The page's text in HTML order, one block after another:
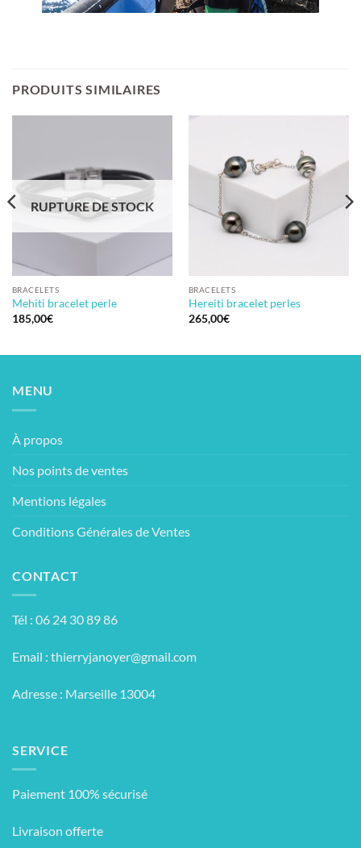
PRODUITS SIMILAIRES
RUPTURE DE STOCK
BRACELETS
Mehiti bracelet perle
185,00€
BRACELETS
Hereiti bracelet perles
265,00€
MENU
À propos
Nos points de ventes
Mentions légales
Conditions Générales de Ventes
CONTACT
Tél : 06 24 30 89 86
Email : thierryjanoyer@gmail.com
Adresse : Marseille 13004
SERVICE
Paiement 100% sécurisé
Livraison offerte